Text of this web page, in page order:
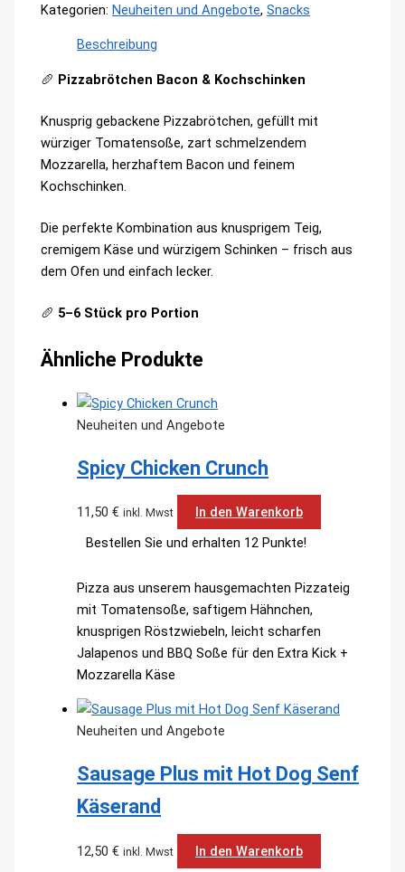
Kategorien:Neuheiten und Angebote,Snacks
Beschreibung
🥖 Pizzabrötchen Bacon & Kochschinken
Knusprig gebackene Pizzabrötchen, gefüllt mit
würziger Tomatensoße, zart schmelzendem
Mozzarella, herzhaftem Bacon und feinem
Kochschinken.
Die perfekte Kombination aus knusprigem Teig,
cremigem Käse und würzigem Schinken – frisch aus
dem Ofen und einfach lecker.
🥖 5–6 Stück pro Portion
Ähnliche Produkte
Neuheiten und Angebote
Spicy Chicken Crunch
11,50€ inkl. Mwst
In den Warenkorb
Bestellen Sie und erhalten 12 Punkte!
Pizza aus unserem hausgemachten Pizzateig
mit Tomatensoße, saftigem Hähnchen,
knusprigen Röstzwiebeln, leicht scharfen
Jalapenos und BBQ Soße für den Extra Kick +
Mozzarella Käse
Neuheiten und Angebote
Sausage Plus mit Hot Dog Senf
Käserand
12,50€ inkl. Mwst
In den Warenkorb